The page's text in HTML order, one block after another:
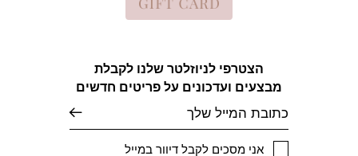
הצטרפי לניוזלטר שלנו לקבלת
מבצעים ועדכונים על פריטים חדשים
אני מסכים לקבל דיוור במייל